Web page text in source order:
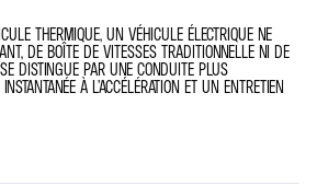
THERMIQUE, UN VÉHICULE ÉLECTRIQUE NE
DE BOÎTE DE VITESSES TRADITIONNELLE NI DE
DISTINGUE PAR UNE CONDUITE PLUS
À L’ACCÉLÉRATION ET UN ENTRETIEN